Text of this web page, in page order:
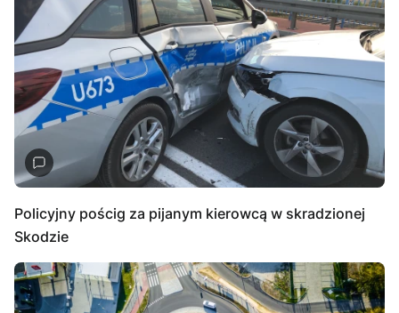
Policyjny pościg za pijanym kierowcą w skradzionej
Skodzie